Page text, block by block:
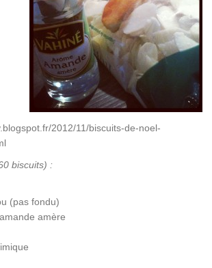
2012/11/biscuits-de-noel-
biscuits) :
(pas fondu)
amère